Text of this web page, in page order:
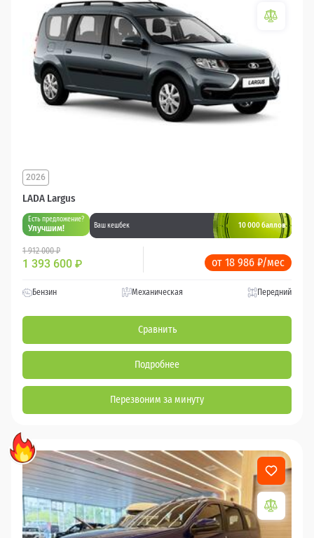
LADA Largus
2026
Есть предложение?
Улучшим! Ваш кешбек 10 000 баллов
1 912 000 ₽
1 393 600 ₽ от 18 986 ₽/мес
Бензин Механическая Передний
Сравнить
Подробнее
Перезвоним за минуту